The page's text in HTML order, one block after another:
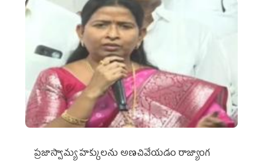
ప్రజాస్వామ్య హక్కులను అణచివేయడం రాజ్యాంగ